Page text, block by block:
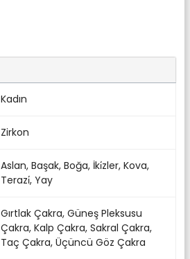
Kadın
Zirkon
Aslan, Başak, Boğa, İki̇zler, Kova,
Terazi̇, Yay
Gırtlak Çakra, Güneş Pleksusu
Çakra, Kalp Çakra, Sakral Çakra,
Taç Çakra, Üçüncü Göz Çakra